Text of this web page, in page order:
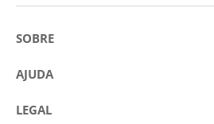
SOBRE
Sobre a Eurostars Hotel Company
Concursos
AJUDA
Contactar
LEGAL